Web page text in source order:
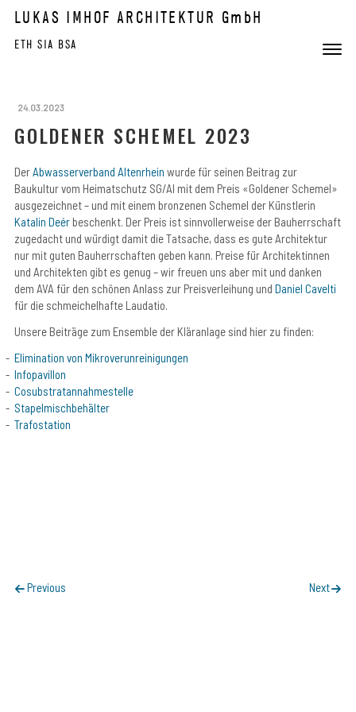
LUKAS IMHOF ARCHITEKTUR GmbH
ETH SIA BSA
Toggle
Menu
24.03.2023
GOLDENER SCHEMEL 2023
DerAbwasserverband Altenrhein wurde für seinen Beitrag zur
Baukultur vom Heimatschutz SG/AI mit dem Preis «Goldener Schemel»
ausgezeichnet – und mit einem bronzenen Schemel der Künstlerin
Katalin Deér beschenkt. Der Preis ist sinnvollerweise der Bauherrschaft
zugedacht und würdigt damit die Tatsache, dass es gute Architektur
nur mit guten Bauherrschaften geben kann. Preise für Architektinnen
und Architekten gibt es genug – wir freuen uns aber mit und danken
dem AVA für den schönen Anlass zur Preisverleihung und Daniel Cavelti
für die schmeichelhafte Laudatio.
Unsere Beiträge zum Ensemble der Kläranlage sind hier zu finden:
Elimination von Mikroverunreinigungen
Infopavillon
Cosubstratannahmestelle
Stapelmischbehälter
Trafostation
POST NAVIGATION
Previous Next